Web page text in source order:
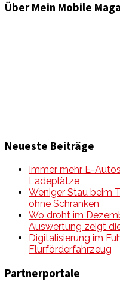
Über Mein Mobile
Neueste Beiträge
Immer mehr E-
Ladeplätze
Weniger Stau beim
ohne Schranken
Wo droht im
Auswertung zeigt
Digitalisierung im
Flurförderfahrzeug
Partnerportale